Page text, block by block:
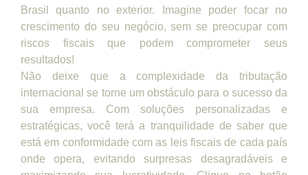
Brasil quanto no exterior. Imagine poder focar no
crescimento do seu negócio, sem se preocupar com
riscos fiscais que podem comprometer seus
resultados!
Não deixe que a complexidade da tributação
internacional se torne um obstáculo para o sucesso da
sua empresa. Com soluções personalizadas e
estratégicas, você terá a tranquilidade de saber que
está em conformidade com as leis fiscais de cada país
onde opera, evitando surpresas desagradáveis e